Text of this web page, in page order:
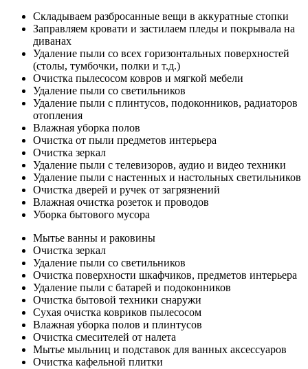
Складываем разбросанные вещи в аккуратные стопки
Заправляем кровати и застилаем пледы и покрывала на
диванах
Удаление пыли со всех горизонтальных поверхностей
(столы, тумбочки, полки и т.д.)
Очистка пылесосом ковров и мягкой мебели
Удаление пыли со светильников
Удаление пыли с плинтусов, подоконников, радиаторов
отопления
Влажная уборка полов
Очистка от пыли предметов интерьера
Очистка зеркал
Удаление пыли с телевизоров, аудио и видео техники
Удаление пыли с настенных и настольных светильников
Очистка дверей и ручек от загрязнений
Влажная очистка розеток и проводов
Уборка бытового мусора
Мытье ванны и раковины
Очистка зеркал
Удаление пыли со светильников
Очистка поверхности шкафчиков, предметов интерьера
Удаление пыли с батарей и подоконников
Очистка бытовой техники снаружи
Сухая очистка ковриков пылесосом
Влажная уборка полов и плинтусов
Очистка смесителей от налета
Мытье мыльниц и подставок для ванных аксессуаров
Очистка кафельной плитки